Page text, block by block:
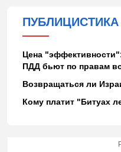
ПУБЛИЦИСТИКА
Цена
ПДД бьют по правам
Возвращаться ли
Кому платит "Битуах